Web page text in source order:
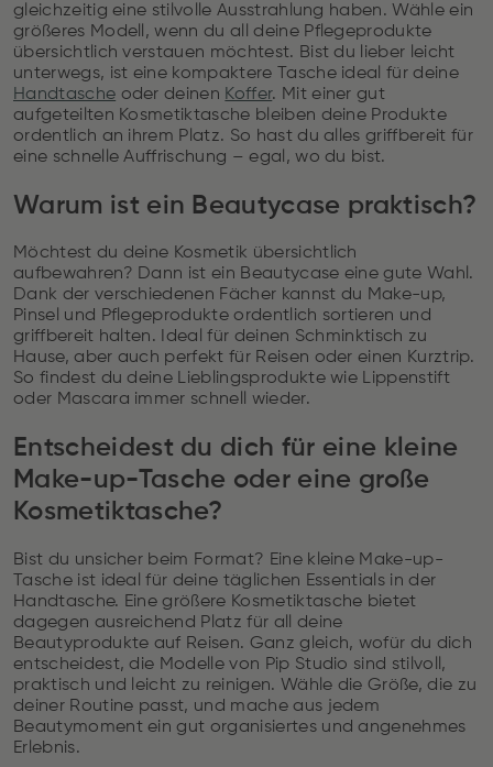
gleichzeitig eine stilvolle Ausstrahlung haben. Wähle ein
größeres Modell, wenn du all deine Pflegeprodukte
übersichtlich verstauen möchtest. Bist du lieber leicht
unterwegs, ist eine kompaktere Tasche ideal für deine
Handtasche oder deinen Koffer. Mit einer gut
aufgeteilten Kosmetiktasche bleiben deine Produkte
ordentlich an ihrem Platz. So hast du alles griffbereit für
eine schnelle Auffrischung – egal, wo du bist.
Warum ist ein Beautycase praktisch?
Möchtest du deine Kosmetik übersichtlich
aufbewahren? Dann ist ein Beautycase eine gute Wahl.
Dank der verschiedenen Fächer kannst du Make-up,
Pinsel und Pflegeprodukte ordentlich sortieren und
griffbereit halten. Ideal für deinen Schminktisch zu
Hause, aber auch perfekt für Reisen oder einen Kurztrip.
So findest du deine Lieblingsprodukte wie Lippenstift
oder Mascara immer schnell wieder.
Entscheidest du dich für eine kleine
Make-up-Tasche oder eine große
Kosmetiktasche?
Bist du unsicher beim Format? Eine kleine Make-up-
Tasche ist ideal für deine täglichen Essentials in der
Handtasche. Eine größere Kosmetiktasche bietet
dagegen ausreichend Platz für all deine
Beautyprodukte auf Reisen. Ganz gleich, wofür du dich
entscheidest, die Modelle von Pip Studio sind stilvoll,
praktisch und leicht zu reinigen. Wähle die Größe, die zu
deiner Routine passt, und mache aus jedem
Beautymoment ein gut organisiertes und angenehmes
Erlebnis.